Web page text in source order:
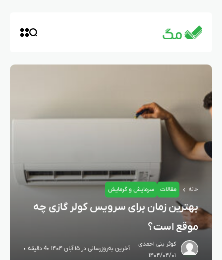
خانه مقالات سرمایش و گرمایش
بهترین زمان برای سرویس کولر گازی چه
موقع است؟
کوثر بنی احمدی
۱۴۰۴/۰۴/۰۱
آخرین به‌روزرسانی در ۱۵ آبان ۱۴۰۴ 4 دقیقه